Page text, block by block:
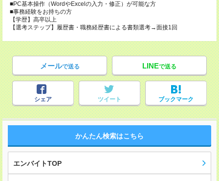
■PC基本操作（WordやExcelの入力・修正）が可能な方
■事務経験をお持ちの方
【学歴】高卒以上
【選考ステップ】履歴書・職務経歴書による書類選考→面接1回
メールで送る LINEで送る
シェア ツイート ブックマーク
かんたん検索はこちら
エンバイトTOP